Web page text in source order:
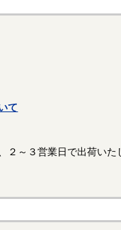
て
２～３営業日で出荷いた